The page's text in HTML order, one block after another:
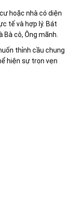
hoặc nhà có diện
tế và hợp lý. Bát
cô, Ông mãnh.
thỉnh cầu chung
hiện sự trọn vẹn